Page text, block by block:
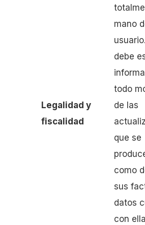
Legalidad y
fiscalidad
mano
debe
todo
de las
que se
como
sus
datos
con